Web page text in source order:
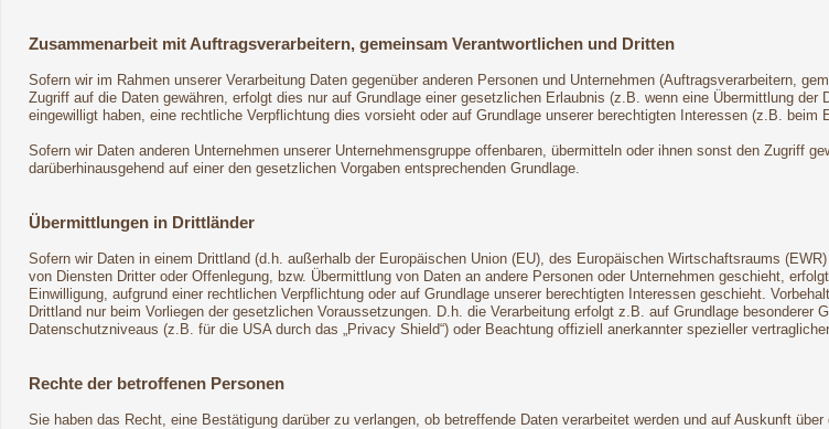
Zusammenarbeit mit Auftragsverarbeitern, gemeinsam Verantwortlichen und Dritten
Sofern wir im Rahmen unserer Verarbeitung Daten gegenüber anderen Personen und Unternehmen (Auftragsverarbeitern,
Zugriff auf die Daten gewähren, erfolgt dies nur auf Grundlage einer gesetzlichen Erlaubnis (z.B. wenn eine Übermittlung
eingewilligt haben, eine rechtliche Verpflichtung dies vorsieht oder auf Grundlage unserer berechtigten Interessen (z.B.
Sofern wir Daten anderen Unternehmen unserer Unternehmensgruppe offenbaren, übermitteln oder ihnen sonst den Zugriff
darüberhinausgehend auf einer den gesetzlichen Vorgaben entsprechenden Grundlage.
Übermittlungen in Drittländer
Sofern wir Daten in einem Drittland (d.h. außerhalb der Europäischen Union (EU), des Europäischen Wirtschaftsraums
von Diensten Dritter oder Offenlegung, bzw. Übermittlung von Daten an andere Personen oder Unternehmen geschieht,
Einwilligung, aufgrund einer rechtlichen Verpflichtung oder auf Grundlage unserer berechtigten Interessen geschieht.
Drittland nur beim Vorliegen der gesetzlichen Voraussetzungen. D.h. die Verarbeitung erfolgt z.B. auf Grundlage
Datenschutzniveaus (z.B. für die USA durch das „Privacy Shield“) oder Beachtung offiziell anerkannter spezieller
Rechte der betroffenen Personen
Sie haben das Recht, eine Bestätigung darüber zu verlangen, ob betreffende Daten verarbeitet werden und auf Auskunft